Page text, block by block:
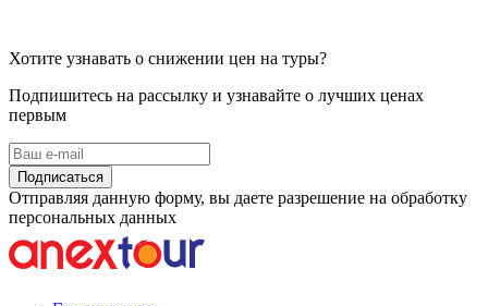
Хотите узнавать о снижении цен на туры?
Подпишитесь на рассылку и узнавайте о лучших ценах
первым
Подписаться
Отправляя данную форму, вы даете разрешение на обработку
персональных данных